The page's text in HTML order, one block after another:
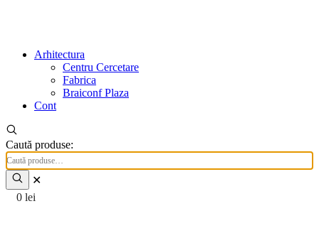
Arhitectura
Centru Cercetare
Fabrica
Braiconf Plaza
Cont
Caută produse:
✕
0 lei